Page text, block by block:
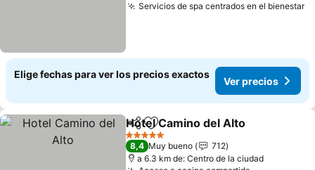
Servicios de spa centrados en el bienestar
Elige fechas para ver los precios exactos
Ver precios
CompartirAgregar a favoritos
Hotel Camino del Alto
5 Estrellas
8,4 Muy bueno
712
a 6.3 km de: Centro de la ciudad